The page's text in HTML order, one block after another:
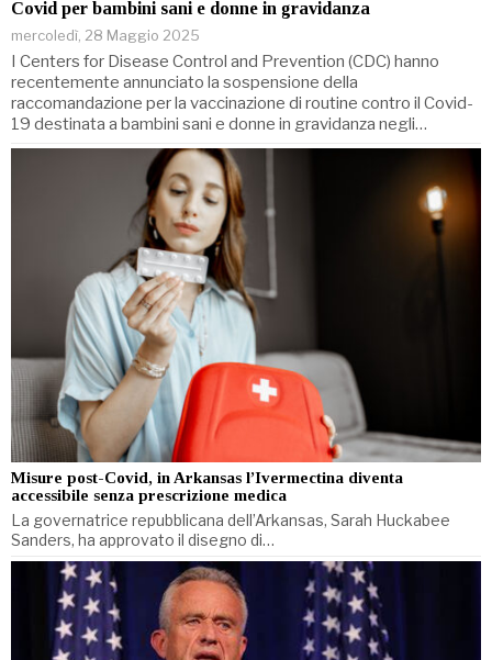
Covid per bambini sani e donne in gravidanza
mercoledì, 28 Maggio 2025
I Centers for Disease Control and Prevention (CDC) hanno
recentemente annunciato la sospensione della
raccomandazione per la vaccinazione di routine contro il Covid-
19 destinata a bambini sani e donne in gravidanza negli…
Misure post-Covid, in Arkansas l’Ivermectina diventa
accessibile senza prescrizione medica
La governatrice repubblicana dell’Arkansas, Sarah Huckabee
Sanders, ha approvato il disegno di…